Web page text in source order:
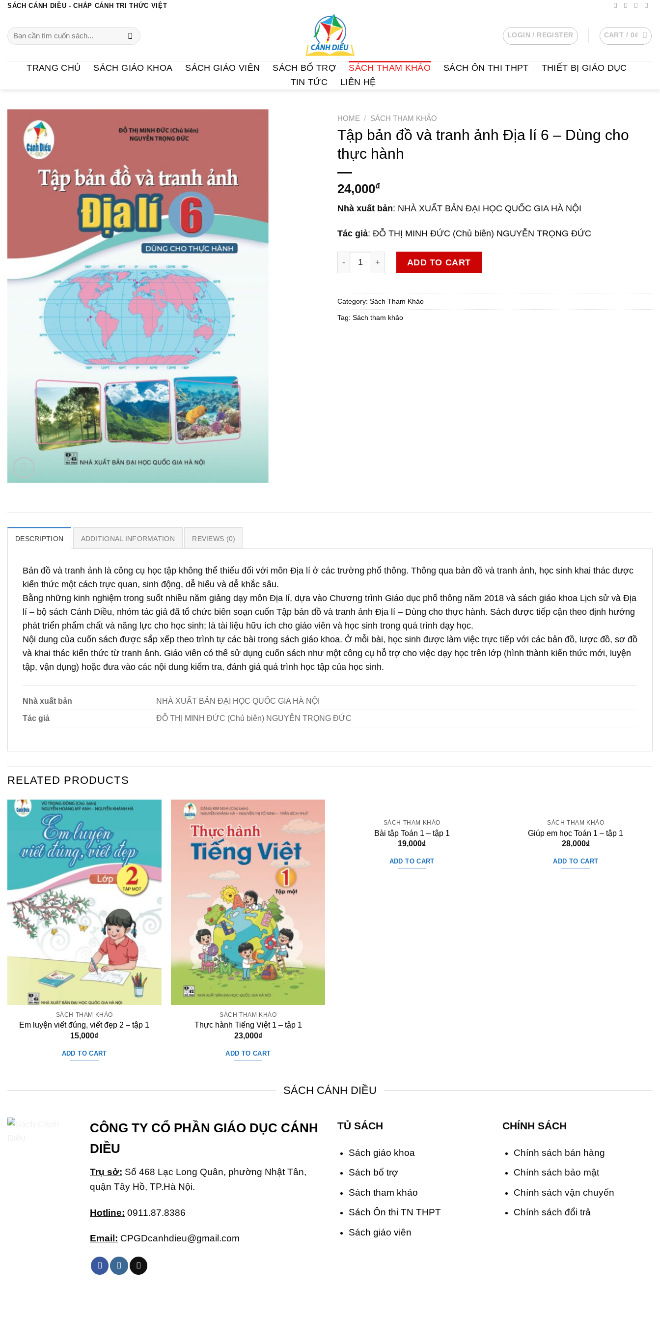
Chuyển
nội
dung
SÁCH CÁNH DIỀU - CHẮP CÁNH TRI THỨC VIỆT
Search
for:
LOGIN / REGISTER CART / 0₫
TRANG CHỦ SÁCH GIÁO KHOA SÁCH GIÁO VIÊN SÁCH BỔ TRỢ SÁCH THAM KHẢO SÁCH ÔN THI THPT
THIẾT BỊ GIÁO DỤC
TIN TỨC
LIÊN HỆ
HOME / SÁCH THAM KHẢO
Tập bản đồ và tranh ảnh Địa lí 6 – Dùng cho
thực hành
24,000₫
Nhà xuất bản: NHÀ XUẤT BẢN ĐẠI HỌC QUỐC GIA HÀ NỘI
Tác giả: ĐỖ THỊ MINH ĐỨC (Chủ biên) NGUYỄN TRỌNG ĐỨC
Tập bản đồ và tranh ảnh Địa lí 6 – Dùng cho thực hành quantity
ADD TO CART
Category: Sách Tham Khảo
Tag: Sách tham khảo
DESCRIPTION ADDITIONAL INFORMATION REVIEWS (0)
Bản đồ và tranh ảnh là công cụ học tập không thể thiếu đối với môn Địa lí ở các trường phổ thông. Thông qua bản đồ và tranh ảnh, học sinh khai thác được
kiến thức một cách trực quan, sinh động, dễ hiểu và dễ khắc sâu.
Bằng những kinh nghiệm trong suốt nhiều năm giảng dạy môn Địa lí, dựa vào Chương trình Giáo dục phổ thông năm 2018 và sách giáo khoa Lịch sử và Địa
lí – bộ sách Cánh Diều, nhóm tác giả đã tổ chức biên soạn cuốn Tập bản đồ và tranh ảnh Địa lí – Dùng cho thực hành. Sách được tiếp cận theo định hướng
phát triển phẩm chất và năng lực cho học sinh; là tài liệu hữu ích cho giáo viên và học sinh trong quá trình dạy học.
Nội dung của cuốn sách được sắp xếp theo trình tự các bài trong sách giáo khoa. Ở mỗi bài, học sinh được làm việc trực tiếp với các bản đồ, lược đồ, sơ đồ
và khai thác kiến thức từ tranh ảnh. Giáo viên có thể sử dụng cuốn sách như một công cụ hỗ trợ cho việc dạy học trên lớp (hình thành kiến thức mới, luyện
tập, vận dụng) hoặc đưa vào các nội dung kiểm tra, đánh giá quá trình học tập của học sinh.
Nhà xuất bản NHÀ XUẤT BẢN ĐẠI HỌC QUỐC GIA HÀ NỘI
Tác giả ĐỖ THỊ MINH ĐỨC (Chủ biên) NGUYỄN TRỌNG ĐỨC
RELATED PRODUCTS
SÁCH THAM KHẢO
Em luyện viết đúng, viết đẹp 2 – tập 1
15,000₫
ADD TO CART
SÁCH THAM KHẢO
Thực hành Tiếng Việt 1 – tập 1
23,000₫
ADD TO CART
SÁCH THAM KHẢO
Bài tập Toán 1 – tập 1
19,000₫
ADD TO CART
SÁCH THAM KHẢO
Giúp em học Toán 1 – tập 1
28,000₫
ADD TO CART
SÁCH CÁNH DIỀU
CÔNG TY CỔ PHẦN GIÁO DỤC CÁNH
DIỀU
Trụ sở: Số 468 Lạc Long Quân, phường Nhật Tân,
quận Tây Hồ, TP.Hà Nội.
Hotline: 0911.87.8386
Email: CPGDcanhdieu@gmail.com
TỦ SÁCH
Sách giáo khoa
Sách bổ trợ
Sách tham khảo
Sách Ôn thi TN THPT
Sách giáo viên
CHÍNH SÁCH
Chính sách bán hàng
Chính sách bảo mật
Chính sách vận chuyển
Chính sách đổi trả